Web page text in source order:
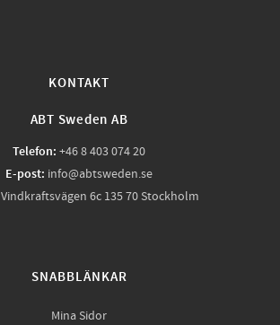
KONTAKT
ABT Sweden AB
Telefon: +46 8 403 074 20
E-post: info@abtsweden.se
Vindkraftsvägen 6c 135 70 Stockholm
SNABBLÄNKAR
Mina Sidor